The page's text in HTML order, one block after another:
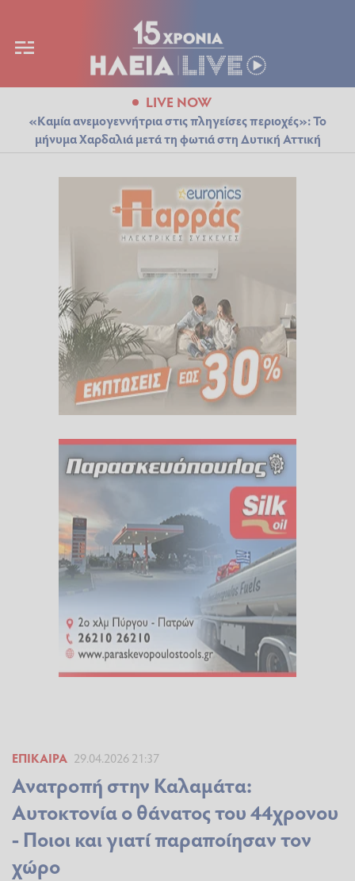
LIVE NOW
«Καμία ανεμογεννήτρια στις πληγείσες περιοχές»: Το
μήνυμα Χαρδαλιά μετά τη φωτιά στη Δυτική Αττική
ΕΠΊΚΑΙΡΑ 29.04.2026 21:37
Ανατροπή στην Καλαμάτα:
Αυτοκτονία ο θάνατος του 44χρονου
- Ποιοι και γιατί παραποίησαν τον
χώρο